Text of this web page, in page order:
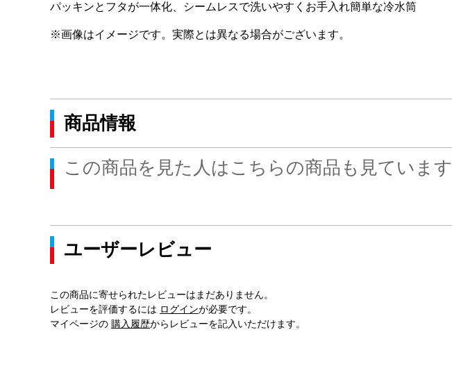
パッキンとフタが一体化、シームレスで洗いやすくお手入れ簡単な冷水筒
※画像はイメージです。実際とは異なる場合がございます。
商品情報
この商品を見た人はこちらの商品も見ています
ユーザーレビュー
この商品に寄せられたレビューはまだありません。
レビューを評価するには ログインが必要です。
マイページの 購入履歴からレビューを記入いただけます。